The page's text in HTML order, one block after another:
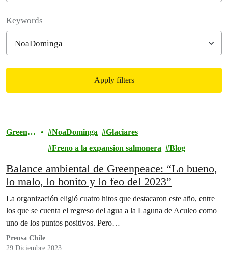
Keywords
Apply filters
Greenpe
NoaDominga
Glaciares
Freno a la expansion salmonera
Blog
Balance ambiental de Greenpeace: “Lo bueno,
lo malo, lo bonito y lo feo del 2023”
La organización eligió cuatro hitos que destacaron este año, entre
los que se cuenta el regreso del agua a la Laguna de Aculeo como
uno de los puntos positivos. Pero…
Prensa Chile
29 Diciembre 2023